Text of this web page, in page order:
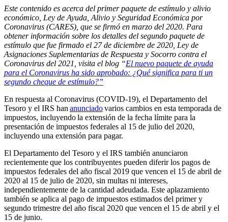
Este contenido es acerca del primer paquete de estímulo y alivio
económico, Ley de Ayuda, Alivio y Seguridad Económica por
Coronavirus (CARES), que se firmó en marzo del 2020. Para
obtener información sobre los detalles del segundo paquete de
estímulo que fue firmado el 27 de diciembre de 2020, Ley de
Asignaciones Suplementarias de Respuesta y Socorro contra el
Coronavirus del 2021, visita el blog “El nuevo paquete de ayuda
para el Coronavirus ha sido aprobado: ¿Qué significa para ti un
segundo cheque de estímulo?”
En respuesta al Coronavirus (COVID-19), el Departamento del
Tesoro y el IRS han anunciadovarios cambios en esta temporada de
impuestos, incluyendola extensión de la fecha límite para la
presentación de impuestos federales al 15 de julio del 2020,
incluyendo una extensión para pagar.
El Departamento del Tesoro y el IRS también anunciaron
recientementeque los contribuyentes pueden diferir los pagos de
impuestos federales del año fiscal 2019 que vencen el 15 de abril de
2020 al 15 de julio de 2020, sin multas ni intereses,
independientemente de la cantidad adeudada. Este aplazamiento
también se aplica al pago de impuestos estimados del primer y
segundo trimestre del año fiscal 2020 que vencen el 15 de abril y el
15 de junio.